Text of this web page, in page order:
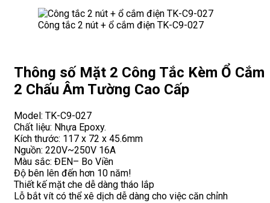
Công tắc 2 nút + ổ cắm điện TK-C9-027
Thông số Mặt 2 Công Tắc Kèm Ổ Cắm
2 Chấu Âm Tường Cao Cấp
Model: TK-C9-027
Chất liệu: Nhựa Epoxy.
Kích thước: 117 x 72 x 45.6mm
Nguồn: 220V~250V 16A
Màu sắc: ĐEN– Bo Viền
Độ bên lên đến hơn 10 năm!
Thiết kế mặt che dễ dàng tháo lắp
Lỗ bắt vít có thể xê dịch dễ dàng cho việc căn chỉnh